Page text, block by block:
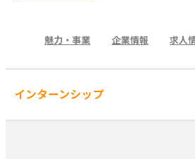
魅力・事業 企業情報 求人
インターンシップ